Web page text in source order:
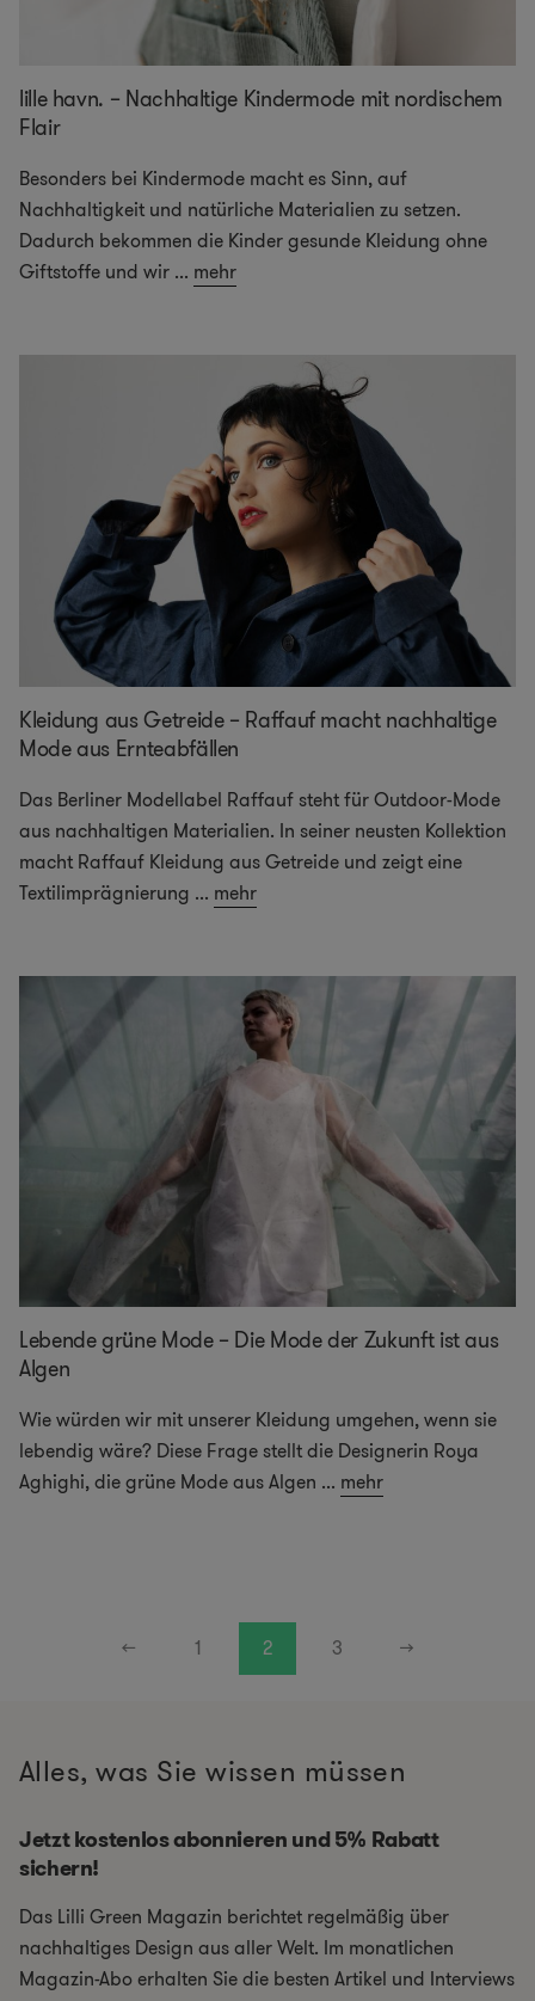
lille havn. – Nachhaltige Kindermode mit nordischem
Flair
Besonders bei Kindermode macht es Sinn, auf
Nachhaltigkeit und natürliche Materialien zu setzen.
Dadurch bekommen die Kinder gesunde Kleidung ohne
Giftstoffe und wir ... mehr
Kleidung aus Getreide – Raffauf macht nachhaltige
Mode aus Ernteabfällen
Das Berliner Modellabel Raffauf steht für Outdoor-Mode
aus nachhaltigen Materialien. In seiner neusten Kollektion
macht Raffauf Kleidung aus Getreide und zeigt eine
Textilimprägnierung ... mehr
Lebende grüne Mode – Die Mode der Zukunft ist aus
Algen
Wie würden wir mit unserer Kleidung umgehen, wenn sie
lebendig wäre? Diese Frage stellt die Designerin Roya
Aghighi, die grüne Mode aus Algen ... mehr
← 1 2 3 →
Alles, was Sie wissen müssen
Jetzt kostenlos abonnieren und 5% Rabatt
sichern!
Das Lilli Green Magazin berichtet regelmäßig über
nachhaltiges Design aus aller Welt. Im monatlichen
Magazin-Abo erhalten Sie die besten Artikel und Interviews